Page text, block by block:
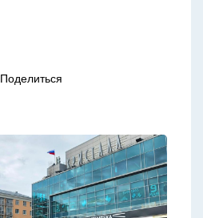
Поделиться